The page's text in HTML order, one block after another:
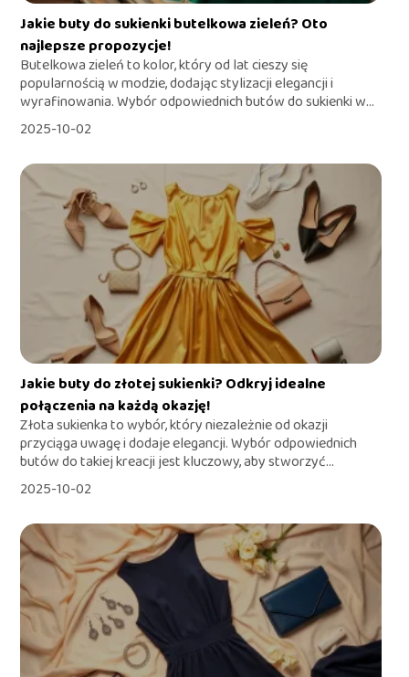
Jakie buty do sukienki butelkowa zieleń? Oto
najlepsze propozycje!
Butelkowa zieleń to kolor, który od lat cieszy się
popularnością w modzie, dodając stylizacji elegancji i
wyrafinowania. Wybór odpowiednich butów do sukienki w...
2025-10-02
Jakie buty do złotej sukienki? Odkryj idealne
połączenia na każdą okazję!
Złota sukienka to wybór, który niezależnie od okazji
przyciąga uwagę i dodaje elegancji. Wybór odpowiednich
butów do takiej kreacji jest kluczowy, aby stworzyć...
2025-10-02